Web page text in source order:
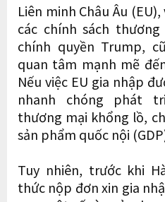
Liên minh Châu Âu
các chính sách
chính quyền Trump,
quan tâm mạnh mẽ
Nếu việc EU gia nhập
nhanh chóng phát
thương mại khổng lồ,
sản phẩm quốc nội
Tuy nhiên, trước khi
thức nộp đơn xin gia